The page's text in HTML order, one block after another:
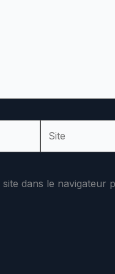
dans le navigateur